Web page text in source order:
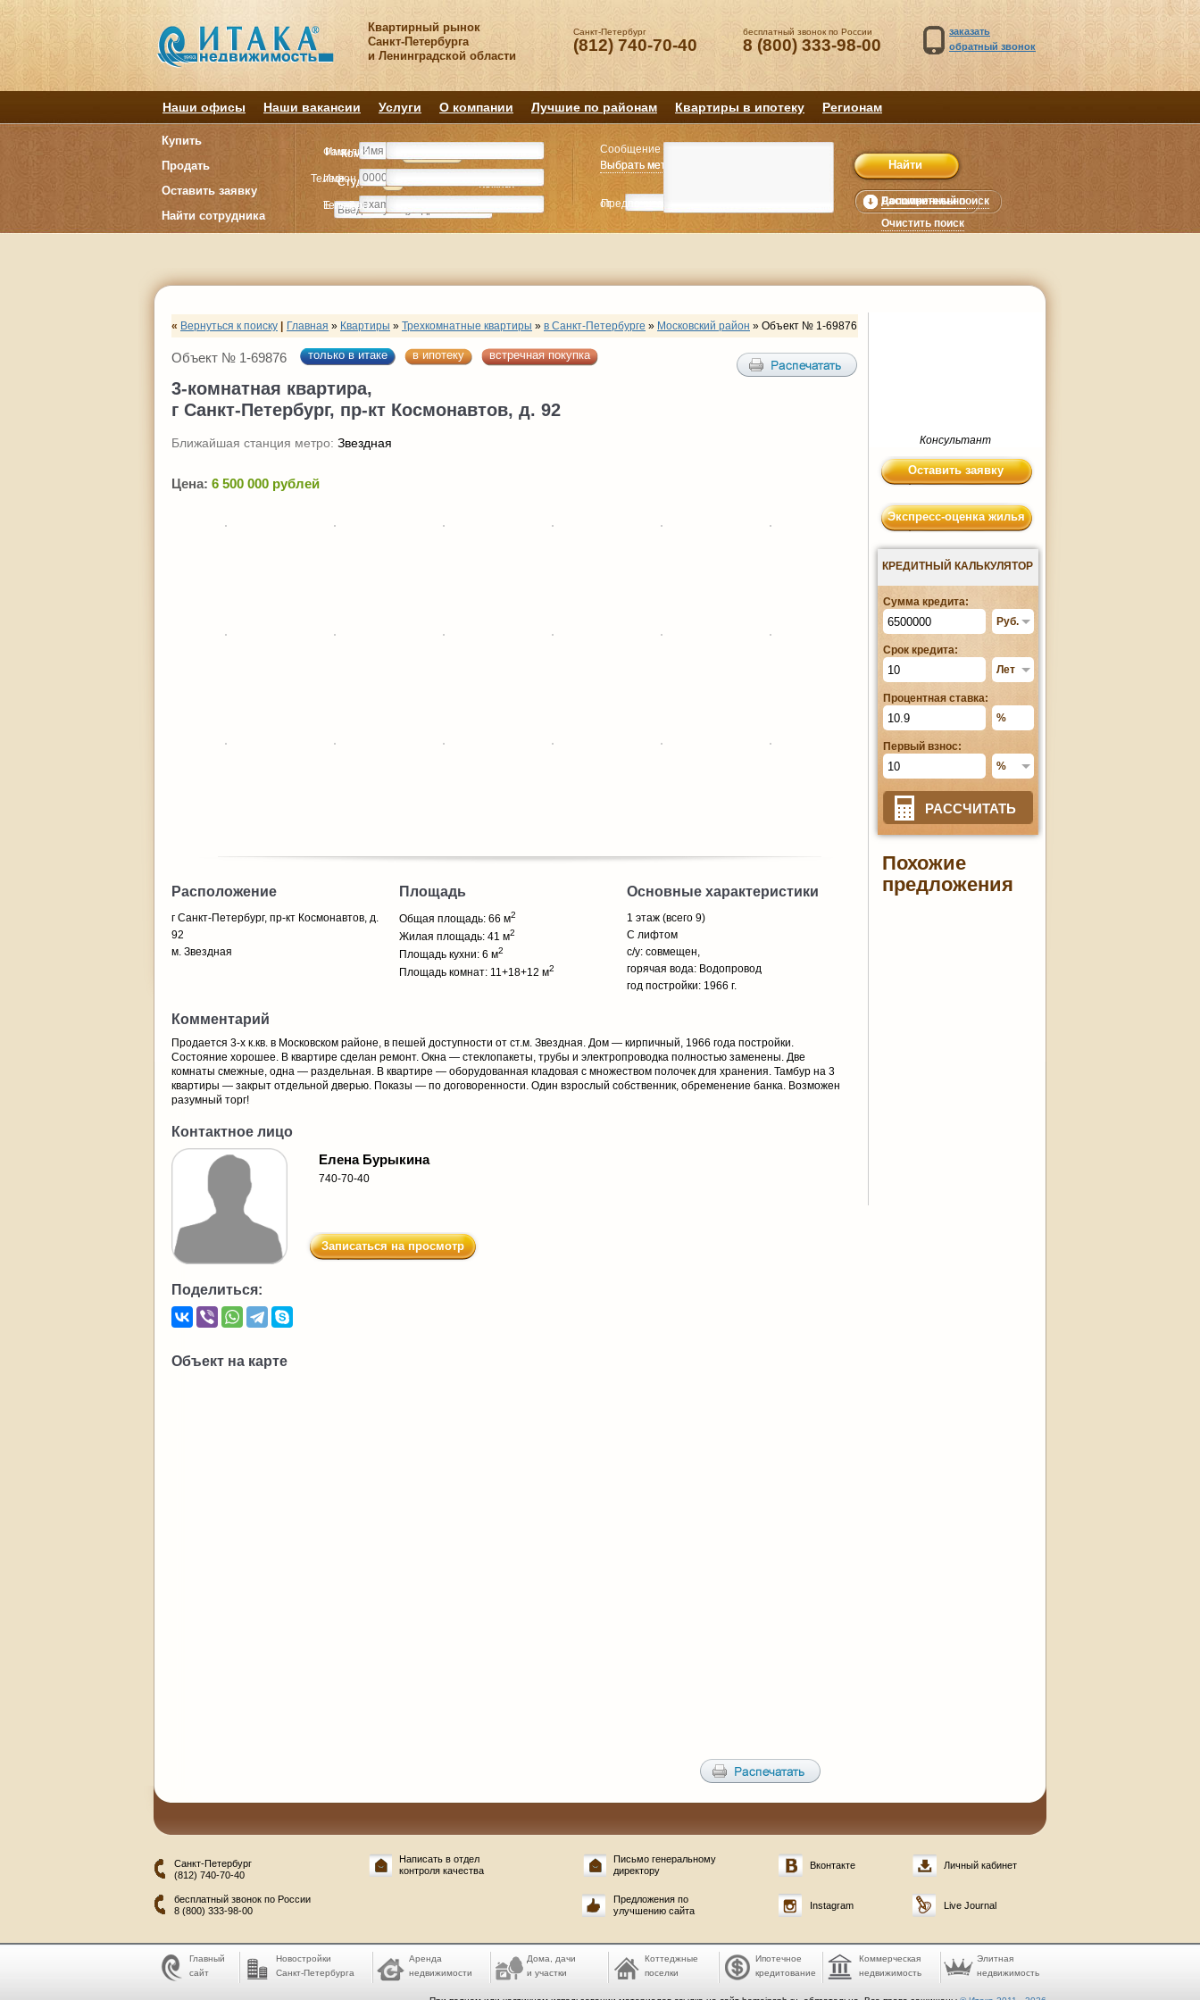
Квартирный рынок
Санкт-Петербурга
и Ленинградской области
Санкт-Петербург
(812) 740-70-40
бесплатный звонок по России
8 (800) 333-98-00
заказать
обратный звонок
Наши офисы Наши вакансии Услуги О компании Лучшие по районам Квартиры в ипотеку Регионам
Купить
Продать
Оставить заявку
Найти сотрудника
Комнату
Студия Комнат
Выбрать метро
от
Расширенный поиск
Очистить поиск
Комнату
Студия Комнат
Выбрать метро
Предпочитаемая цена Дополнительно
Имя
Телефон
E-mail
Сообщение
Фамилия
Имя
Телефон
« Вернуться к поиску Главная » Квартиры » Трехкомнатные квартиры » в Санкт-Петербурге » Московский район » Объект № 1-69876
Объект № 1-69876 только в итаке в ипотеку встречная покупка
3-комнатная квартира,
г Санкт-Петербург, пр-кт Космонавтов, д. 92
Ближайшая станция метро: Звездная
Цена: 6 500 000 рублей
Расположение
г Санкт-Петербург, пр-кт Космонавтов, д.
92
м. Звездная
Площадь
Общая площадь: 66 м2
Жилая площадь: 41 м2
Площадь кухни: 6 м2
Площадь комнат: 11+18+12 м2
Основные характеристики
1 этаж (всего 9)
С лифтом
с/у: совмещен,
горячая вода: Водопровод
год постройки: 1966 г.
Комментарий
Продается 3-х к.кв. в Московском районе, в пешей доступности от ст.м. Звездная. Дом — кирпичный, 1966 года постройки.
Состояние хорошее. В квартире сделан ремонт. Окна — стеклопакеты, трубы и электропроводка полностью заменены. Две
комнаты смежные, одна — раздельная. В квартире — оборудованная кладовая с множеством полочек для хранения. Тамбур на 3
квартиры — закрыт отдельной дверью. Показы — по договоренности. Один взрослый собственник, обременение банка. Возможен
разумный торг!
Контактное лицо
Елена Бурыкина
740-70-40
Записаться на просмотр
Поделиться:
Объект на карте
Консультант
Оставить заявку
Экспресс-оценка жилья
КРЕДИТНЫЙ КАЛЬКУЛЯТОР
Сумма кредита:
Срок кредита:
Процентная ставка:
Первый взнос:
РАССЧИТАТЬ
Похожие
предложения
Санкт-Петербург
(812) 740-70-40
бесплатный звонок по России
8 (800) 333-98-00
Написать в отдел
контроля качества
Письмо генеральному
директору
Предложения по
улучшению сайта
Вконтакте
Instagram
Личный кабинет
Live Journal
Главный
сайт
Новостройки
Санкт-Петербурга
Аренда
недвижимости
Дома, дачи
и участки
Коттеджные
поселки
Ипотечное
кредитование
Коммерческая
недвижимость
Элитная
недвижимость